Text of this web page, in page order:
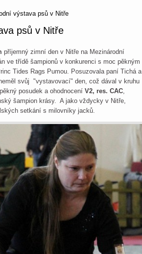
výstava psů v Nitře
psů v Nitře
příjemný zimní den v Nitře na Mezinárodní
ve třídě šampionů v konkurenci s moc pěkným
Tides Rags Pumou. Posuzovala paní Tichá a
svůj "vystavovací" den, což dával v kruhu
posudek a ohodnocení V2, res. CAC,
šampion krásy. A jako vždycky v Nitře,
setkání s milovníky jacků.